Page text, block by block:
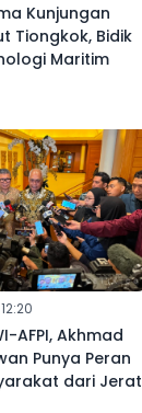
Kunjungan
Tiongkok, Bidik
Maritim
AFPI, Akhmad
Punya Peran
dari Jerat